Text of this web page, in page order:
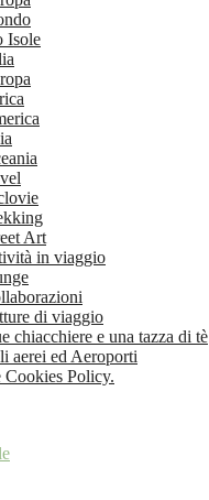
Isole
Art
in viaggio
di viaggio
chiacchiere e una tazza di tè
aerei ed Aeroporti
Cookies Policy.